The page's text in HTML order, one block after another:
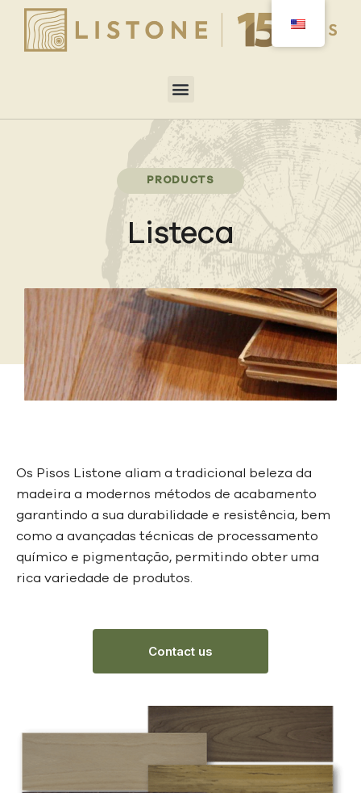
PRODUCTS
Listeca
Os Pisos Listone aliam a tradicional beleza da
madeira a modernos métodos de acabamento
garantindo a sua durabilidade e resistência, bem
como a avançadas técnicas de processamento
químico e pigmentação, permitindo obter uma
rica variedade de produtos.
Contact us